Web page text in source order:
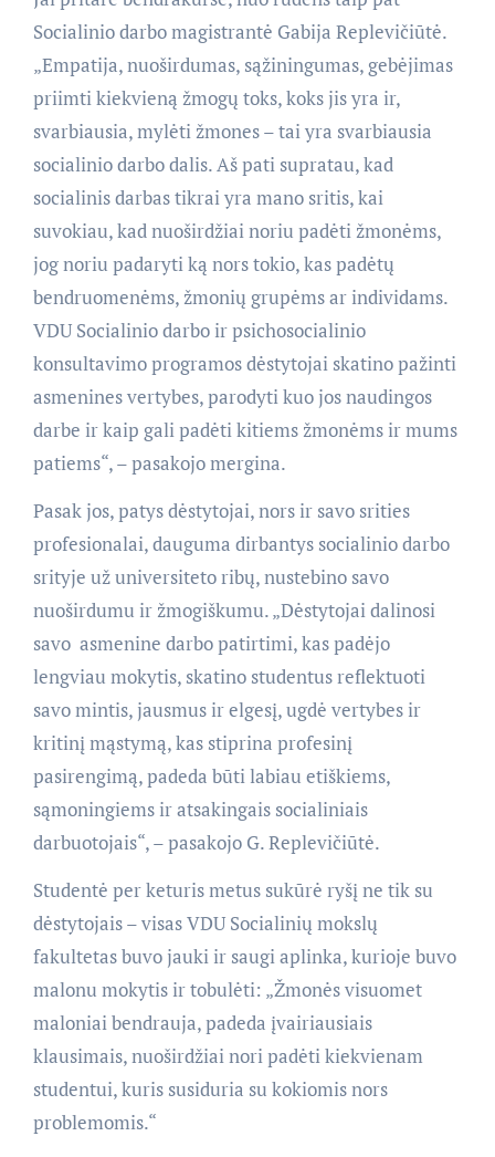
Socialinio darbo magistrantė Gabija Replevičiūtė.
„Empatija, nuoširdumas, sąžiningumas, gebėjimas
priimti kiekvieną žmogų toks, koks jis yra ir,
svarbiausia, mylėti žmones – tai yra svarbiausia
socialinio darbo dalis. Aš pati supratau, kad
socialinis darbas tikrai yra mano sritis, kai
suvokiau, kad nuoširdžiai noriu padėti žmonėms,
jog noriu padaryti ką nors tokio, kas padėtų
bendruomenėms, žmonių grupėms ar individams.
VDU Socialinio darbo ir psichosocialinio
konsultavimo programos dėstytojai skatino pažinti
asmenines vertybes, parodyti kuo jos naudingos
darbe ir kaip gali padėti kitiems žmonėms ir mums
patiems“, – pasakojo mergina.
Pasak jos, patys dėstytojai, nors ir savo srities
profesionalai, dauguma dirbantys socialinio darbo
srityje už universiteto ribų, nustebino savo
nuoširdumu ir žmogiškumu. „Dėstytojai dalinosi
savo asmenine darbo patirtimi, kas padėjo
lengviau mokytis, skatino studentus reflektuoti
savo mintis, jausmus ir elgesį, ugdė vertybes ir
kritinį mąstymą, kas stiprina profesinį
pasirengimą, padeda būti labiau etiškiems,
sąmoningiems ir atsakingais socialiniais
darbuotojais“, – pasakojo G. Replevičiūtė.
Studentė per keturis metus sukūrė ryšį ne tik su
dėstytojais – visas VDU Socialinių mokslų
fakultetas buvo jauki ir saugi aplinka, kurioje buvo
malonu mokytis ir tobulėti: „Žmonės visuomet
maloniai bendrauja, padeda įvairiausiais
klausimais, nuoširdžiai nori padėti kiekvienam
studentui, kuris susiduria su kokiomis nors
problemomis.“